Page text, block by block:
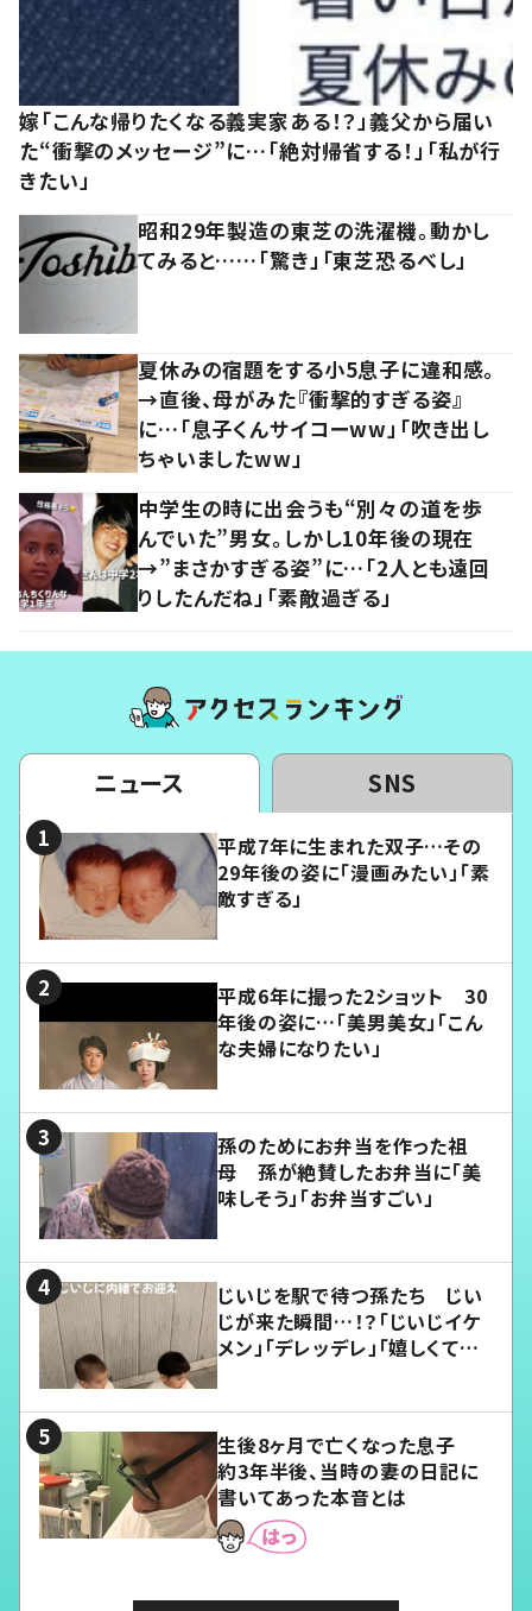
嫁「こんな帰りたくなる義実家ある！？」義父から届い
た“衝撃のメッセージ”に…「絶対帰省する！」「私が行
きたい」
昭和29年製造の東芝の洗濯機。動かし
てみると……「驚き」「東芝恐るべし」
夏休みの宿題をする小5息子に違和感。
→直後、母がみた『衝撃的すぎる姿』
に…「息子くんサイコーww」「吹き出し
ちゃいましたww」
中学生の時に出会うも“別々の道を歩
んでいた”男女。しかし10年後の現在
→”まさかすぎる姿”に…「2人とも遠回
りしたんだね」「素敵過ぎる」
ニュース SNS
平成7年に生まれた双子…その
29年後の姿に「漫画みたい」「素
敵すぎる」
平成6年に撮った2ショット 30
年後の姿に…「美男美女」「こん
な夫婦になりたい」
孫のためにお弁当を作った祖
母 孫が絶賛したお弁当に「美
味しそう」「お弁当すごい」
じいじを駅で待つ孫たち じい
じが来た瞬間…！？「じいじイケ
メン」「デレッデレ」「嬉しくて可
生後8ヶ月で亡くなった息子
約3年半後、当時の妻の日記に
書いてあった本音とは